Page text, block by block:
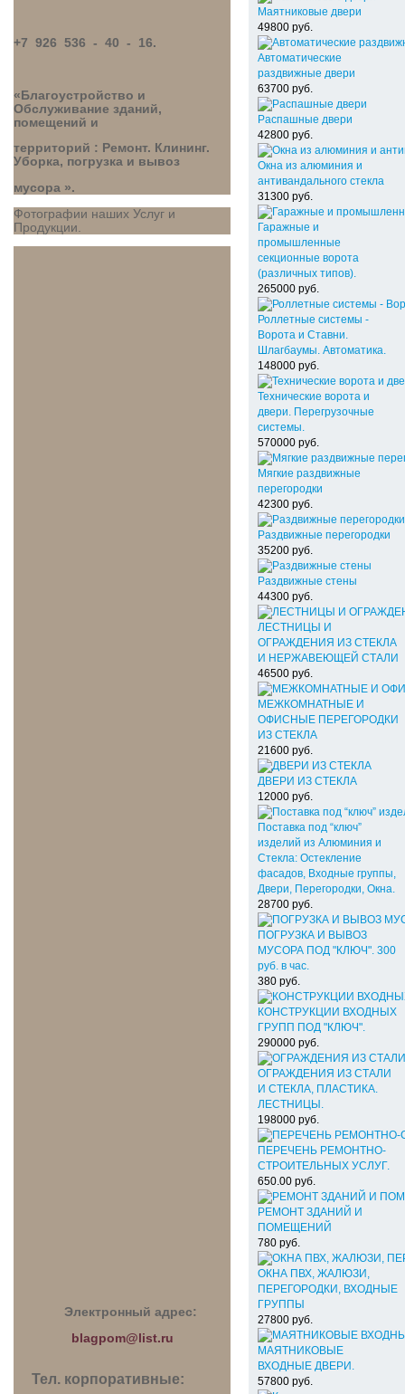
Маятниковые двери
49800 руб.
Автоматические
раздвижные двери
63700 руб.
Распашные двери
42800 руб.
Окна из алюминия и
антивандального стекла
31300 руб.
Гаражные и
промышленные
секционные ворота
(различных типов).
265000 руб.
Роллетные системы -
Ворота и Ставни.
Шлагбаумы. Автоматика.
148000 руб.
Технические ворота и
двери. Перегрузочные
системы.
570000 руб.
Мягкие раздвижные
перегородки
42300 руб.
Раздвижные перегородки
35200 руб.
Раздвижные стены
44300 руб.
ЛЕСТНИЦЫ И
ОГРАЖДЕНИЯ ИЗ СТЕКЛА
И НЕРЖАВЕЮЩЕЙ СТАЛИ
46500 руб.
МЕЖКОМНАТНЫЕ И
ОФИСНЫЕ ПЕРЕГОРОДКИ
ИЗ СТЕКЛА
21600 руб.
ДВЕРИ ИЗ СТЕКЛА
12000 руб.
Поставка под “ключ”
изделий из Алюминия и
Стекла: Остекление
фасадов, Входные группы,
Двери, Перегородки, Окна.
28700 руб.
ПОГРУЗКА И ВЫВОЗ
МУСОРА ПОД "КЛЮЧ". 300
руб. в час.
380 руб.
КОНСТРУКЦИИ ВХОДНЫХ
ГРУПП ПОД "КЛЮЧ".
290000 руб.
ОГРАЖДЕНИЯ ИЗ СТАЛИ
И СТЕКЛА, ПЛАСТИКА.
ЛЕСТНИЦЫ.
198000 руб.
ПЕРЕЧЕНЬ РЕМОНТНО-
СТРОИТЕЛЬНЫХ УСЛУГ.
650.00 руб.
РЕМОНТ ЗДАНИЙ И
ПОМЕЩЕНИЙ
780 руб.
ОКНА ПВХ, ЖАЛЮЗИ,
ПЕРЕГОРОДКИ, ВХОДНЫЕ
ГРУППЫ
27800 руб.
МАЯТНИКОВЫЕ
ВХОДНЫЕ ДВЕРИ.
57800 руб.
+7 926 536 - 40 - 16.
«Благоустройство и
Обслуживание зданий,
помещений и
территорий : Ремонт. Клининг.
Уборка, погрузка и вывоз
мусора ».
Фотографии наших Услуг и
Продукции.
Электронный адрес:
blagpom@list.ru
Тел. корпоративные: